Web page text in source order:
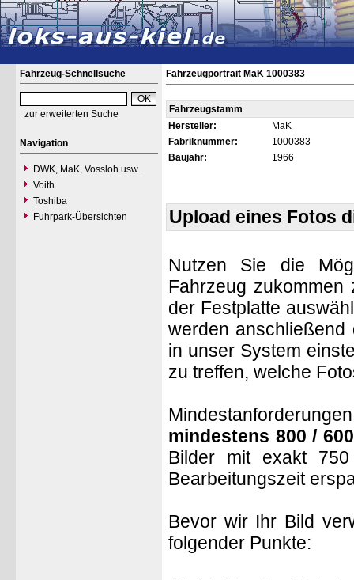
Fahrzeug-Schnellsuche
zur erweiterten Suche
Navigation
DWK, MaK, Vossloh usw.
Voith
Toshiba
Fuhrpark-Übersichten
Fahrzeugportrait MaK 1000383
Fahrzeugstamm
Hersteller:
MaK
Fabriknummer:
1000383
Baujahr:
1966
Upload eines Fotos
Nutzen Sie die
Fahrzeug
der Festplatte
werden anschließend
in unser System
zu treffen, welche
mindestens 800 /
Bilder mit exakt
Bearbeitungszeit
Bevor wir Ihr Bild
folgender Punkte: